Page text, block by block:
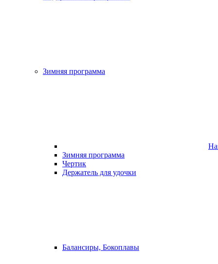
Зимняя программа
Зимняя программа
Чертик
Держатель для удочки
Балансиры, Бокоплавы